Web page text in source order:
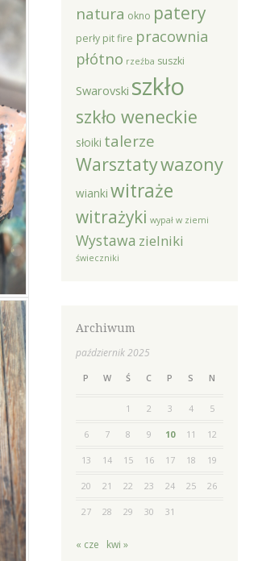
natura okno patery
perły pit fire pracownia
płótno rzeźba suszki
Swarovski szkło
szkło weneckie
słoiki talerze
Warsztatywazony
wianki witraże
witrażyki wypał w ziemi
Wystawa zielniki
świeczniki
Archiwum
październik 2025
P W Ś C P S N
1 2 3 4 5
6 7 8 9 10 11 12
13 14 15 16 17 18 19
20 21 22 23 24 25 26
27 28 29 30 31
« cze kwi »